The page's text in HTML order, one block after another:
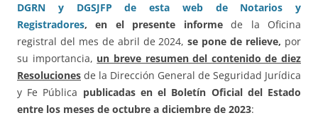
DGRN y DGSJFP de esta web de Notarios y
Registradores, en el presente informede la Oficina
registral del mes de abril de 2024,se pone de relieve, por
su importancia, un breve resumen del contenido de diez
Resoluciones de la Dirección General de Seguridad Jurídica
y Fe Pública publicadas en el Boletín Oficial del Estado
entre los meses de octubre a diciembre de 2023: